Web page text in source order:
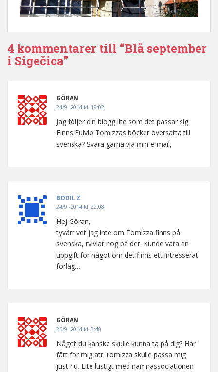
4 kommentarer till “Blå september
i Sigečica”
GÖRAN
24/9 -2014 kl. 19:02
Jag följer din blogg lite som det passar sig.
Finns Fulvio Tomizzas böcker översatta till
svenska? Svara gärna via min e-mail,
BODIL Z
24/9 -2014 kl. 22:08
Hej Göran,
tyvärr vet jag inte om Tomizza finns på
svenska, tvivlar nog på det. Kunde vara en
uppgift för något om det finns ett intresserat
förlag…
GÖRAN
25/9 -2014 kl. 3:40
Något du kanske skulle kunna ta på dig? Har
fått för mig att Tomizza skulle passa mig
just nu. Lite lustigt med namnassociationen